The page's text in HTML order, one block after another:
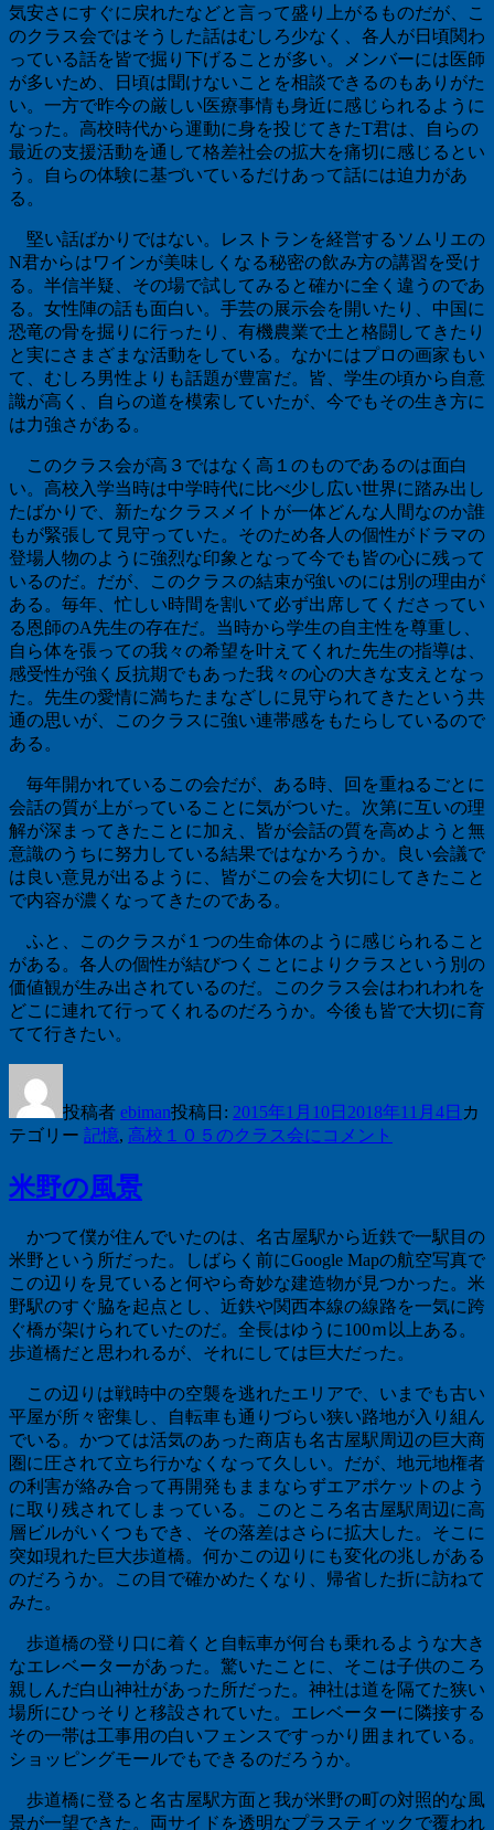
気安さにすぐに戻れたなどと言って盛り上がるものだが、こ
のクラス会ではそうした話はむしろ少なく、各人が日頃関わ
っている話を皆で掘り下げることが多い。メンバーには医師
が多いため、日頃は聞けないことを相談できるのもありがた
い。一方で昨今の厳しい医療事情も身近に感じられるように
なった。高校時代から運動に身を投じてきたT君は、自らの
最近の支援活動を通して格差社会の拡大を痛切に感じるとい
う。自らの体験に基づいているだけあって話には迫力があ
る。
堅い話ばかりではない。レストランを経営するソムリエの
N君からはワインが美味しくなる秘密の飲み方の講習を受け
る。半信半疑、その場で試してみると確かに全く違うのであ
る。女性陣の話も面白い。手芸の展示会を開いたり、中国に
恐竜の骨を掘りに行ったり、有機農業で土と格闘してきたり
と実にさまざまな活動をしている。なかにはプロの画家もい
て、むしろ男性よりも話題が豊富だ。皆、学生の頃から自意
識が高く、自らの道を模索していたが、今でもその生き方に
は力強さがある。
このクラス会が高３ではなく高１のものであるのは面白
い。高校入学当時は中学時代に比べ少し広い世界に踏み出し
たばかりで、新たなクラスメイトが一体どんな人間なのか誰
もが緊張して見守っていた。そのため各人の個性がドラマの
登場人物のように強烈な印象となって今でも皆の心に残って
いるのだ。だが、このクラスの結束が強いのには別の理由が
ある。毎年、忙しい時間を割いて必ず出席してくださってい
る恩師のA先生の存在だ。当時から学生の自主性を尊重し、
自ら体を張っての我々の希望を叶えてくれた先生の指導は、
感受性が強く反抗期でもあった我々の心の大きな支えとなっ
た。先生の愛情に満ちたまなざしに見守られてきたという共
通の思いが、このクラスに強い連帯感をもたらしているので
ある。
毎年開かれているこの会だが、ある時、回を重ねるごとに
会話の質が上がっていることに気がついた。次第に互いの理
解が深まってきたことに加え、皆が会話の質を高めようと無
意識のうちに努力している結果ではなかろうか。良い会議で
は良い意見が出るように、皆がこの会を大切にしてきたこと
で内容が濃くなってきたのである。
ふと、このクラスが１つの生命体のように感じられること
がある。各人の個性が結びつくことによりクラスという別の
価値観が生み出されているのだ。このクラス会はわれわれを
どこに連れて行ってくれるのだろうか。今後も皆で大切に育
てて行きたい。
投稿者 ebiman投稿日: 2015年1月10日 2018年11月4日 カ
テゴリー 記憶, 高校 １０５のクラス会に コメント
米野の風景
かつて僕が住んでいたのは、名古屋駅から近鉄で一駅目の
米野という所だった。しばらく前にGoogle Mapの航空写真で
この辺りを見ていると何やら奇妙な建造物が見つかった。米
野駅のすぐ脇を起点とし、近鉄や関西本線の線路を一気に跨
ぐ橋が架けられていたのだ。全長はゆうに100ｍ以上ある。
歩道橋だと思われるが、それにしては巨大だった。
この辺りは戦時中の空襲を逃れたエリアで、いまでも古い
平屋が所々密集し、自転車も通りづらい狭い路地が入り組ん
でいる。かつては活気のあった商店も名古屋駅周辺の巨大商
圏に圧されて立ち行かなくなって久しい。だが、地元地権者
の利害が絡み合って再開発もままならずエアポケットのよう
に取り残されてしまっている。このところ名古屋駅周辺に高
層ビルがいくつもでき、その落差はさらに拡大した。そこに
突如現れた巨大歩道橋。何かこの辺りにも変化の兆しがある
のだろうか。この目で確かめたくなり、帰省した折に訪ねて
みた。
歩道橋の登り口に着くと自転車が何台も乗れるような大き
なエレベーターがあった。驚いたことに、そこは子供のころ
親しんだ白山神社があった所だった。神社は道を隔てた狭い
場所にひっそりと移設されていた。エレベーターに隣接する
その一帯は工事用の白いフェンスですっかり囲まれている。
ショッピングモールでもできるのだろうか。
歩道橋に登ると名古屋駅方面と我が米野の町の対照的な風
景が一望できた。両サイドを透明なプラスティックで覆われ